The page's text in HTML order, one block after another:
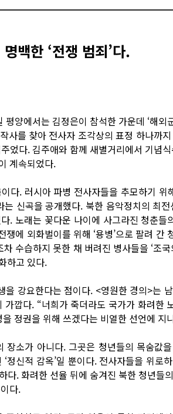
백한 ‘전쟁 범죄’다.
양에서는 김정은이 참석한 가운데 ‘해외
를 찾아 전사자 조각상의 표정 하나까지
었다. 김주애와 함께 새별거리에서 기념
계속되었다.
다. 러시아 파병 전사자들을 추모하기 위
신곡을 공개했다. 북한 음악정치의 최
. 노래는 꽃다운 나이에 사그라진 청춘들
에 외화벌이를 위해 ‘용병’으로 팔려 간
수습하지 못한 채 버려진 병사들을 ‘조
하고 있다.
강요한다는 점이다. <영원한 경의>는
깝다. “너희가 죽더라도 국가가 화려한
정권을 위해 쓰겠다는 비열한 선언에 지
소가 아니다. 그곳은 청년들의 목숨값
신적 감옥’일 뿐이다. 전사자들을 위로
. 화려한 선율 뒤에 숨겨진 북한 청년들
다.